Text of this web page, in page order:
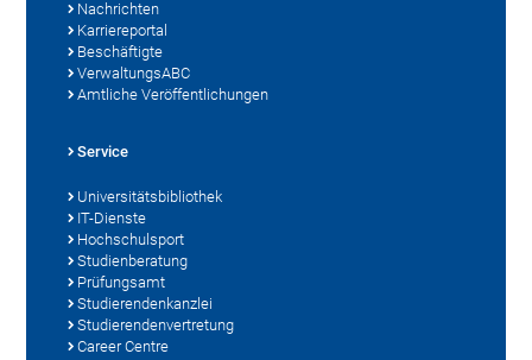
Nachrichten
Karriereportal
Beschäftigte
VerwaltungsABC
Amtliche Veröffentlichungen
Service
Universitätsbibliothek
IT-Dienste
Hochschulsport
Studienberatung
Prüfungsamt
Studierendenkanzlei
Studierendenvertretung
Career Centre